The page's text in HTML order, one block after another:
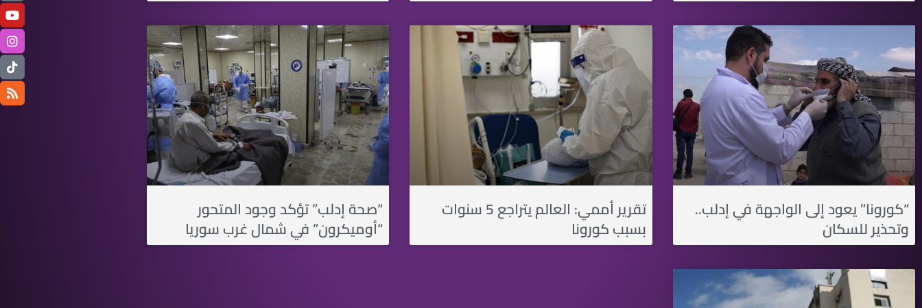
“كورونا” يعود إلى الواجهة في إدلب..
وتحذير للسكان
تقرير أممي: العالم يتراجع 5 سنوات
بسبب كورونا
“صحة إدلب” تؤكد وجود المتحور
“أوميكرون” في شمال غرب سوريا